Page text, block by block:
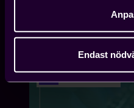
Endast
LYSSNA PÅ VÅRA
Lyssna nu